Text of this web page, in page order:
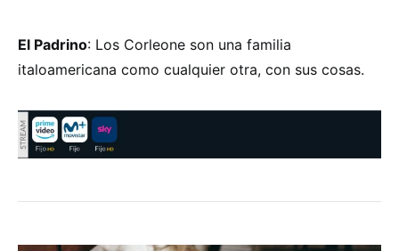
El Padrino: Los Corleone son una familia
italoamericana como cualquier otra, con sus cosas.